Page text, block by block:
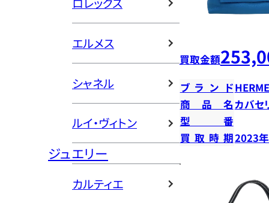
エルメス
シャネル
ルイ・ヴィトン
ジュエリー
カルティエ
買取金額
ブランド
商品名カバセ
型番
買取時期2023